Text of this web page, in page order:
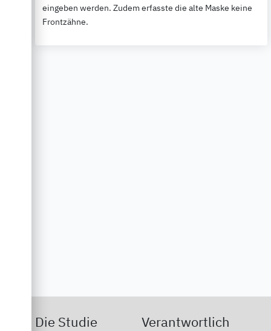
eingeben werden. Zudem erfasste die alte Maske keine
Frontzähne.
Die Studie Verantwortlich